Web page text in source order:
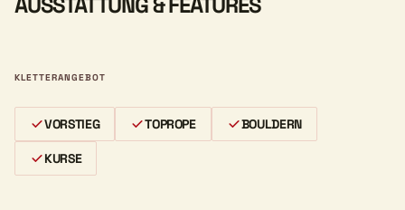
KLETTERANGEBOT
VORSTIEG TOPROPE BOULDERN
KURSE